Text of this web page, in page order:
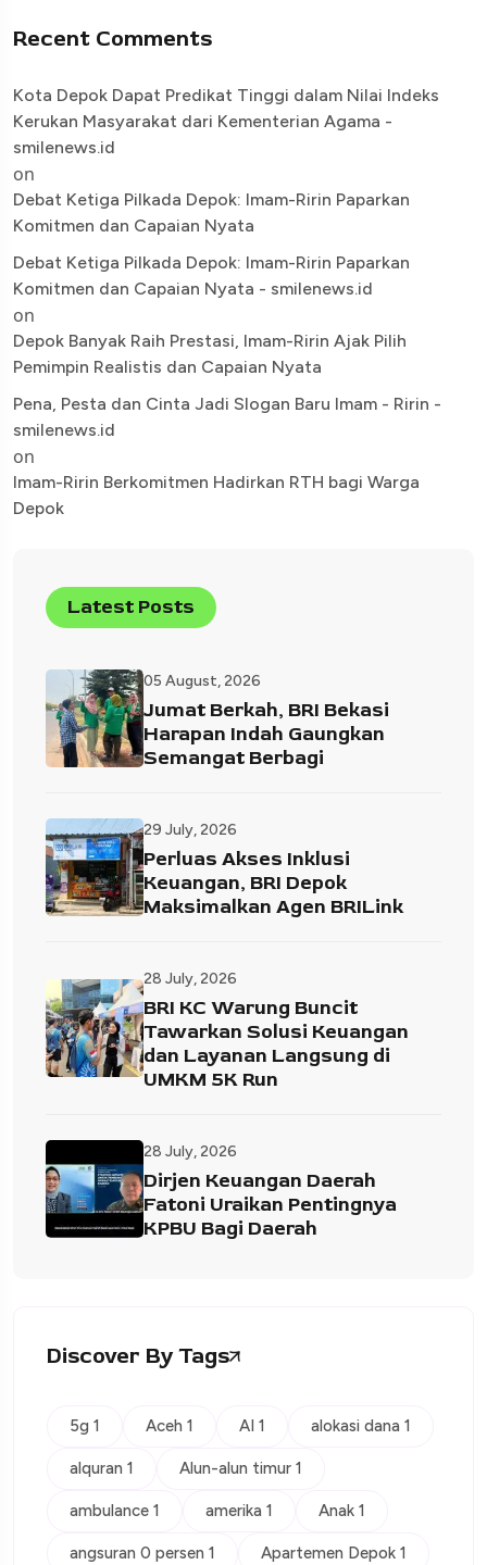
Recent Comments
Kota Depok Dapat Predikat Tinggi dalam Nilai Indeks
Kerukan Masyarakat dari Kementerian Agama -
smilenews.id
on
Debat Ketiga Pilkada Depok: Imam-Ririn Paparkan
Komitmen dan Capaian Nyata
Debat Ketiga Pilkada Depok: Imam-Ririn Paparkan
Komitmen dan Capaian Nyata - smilenews.id
on
Depok Banyak Raih Prestasi, Imam-Ririn Ajak Pilih
Pemimpin Realistis dan Capaian Nyata
Pena, Pesta dan Cinta Jadi Slogan Baru Imam - Ririn -
smilenews.id
on
Imam-Ririn Berkomitmen Hadirkan RTH bagi Warga
Depok
Latest Posts
05 August, 2026
Jumat Berkah, BRI Bekasi
Harapan Indah Gaungkan
Semangat Berbagi
29 July, 2026
Perluas Akses Inklusi
Keuangan, BRI Depok
Maksimalkan Agen BRILink
28 July, 2026
BRI KC Warung Buncit
Tawarkan Solusi Keuangan
dan Layanan Langsung di
UMKM 5K Run
28 July, 2026
Dirjen Keuangan Daerah
Fatoni Uraikan Pentingnya
KPBU Bagi Daerah
Discover By Tags
5g 1 Aceh 1 AI 1 alokasi dana 1
alquran 1 Alun-alun timur 1
ambulance 1 amerika 1 Anak 1
angsuran 0 persen 1 Apartemen Depok 1